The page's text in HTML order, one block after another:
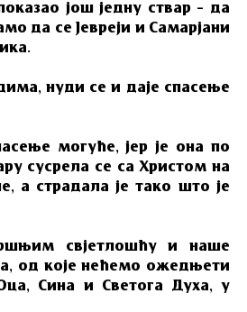
још једну ствар – да
да се Јевреји и Самарјани
нуди се и даје спасење
могуће, јер је она по
сусрела се са Христом на
а страдала је тако што је
свјетлошћу и наше
од које нећемо ожедњети
Сина и Светога Духа, у